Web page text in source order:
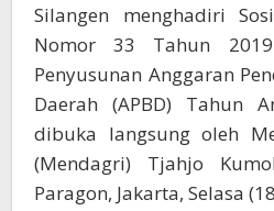
Silangen menghadiri
Nomor 33 Tahun
Penyusunan Anggaran
Daerah (APBD) Tahun
dibuka langsung oleh
(Mendagri) Tjahjo
Paragon, Jakarta, Selasa